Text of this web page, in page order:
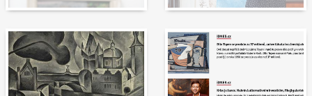
Naše nejvyšší prodeje Napsali o nás